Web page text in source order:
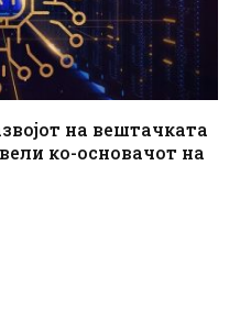
на вештачката
ко-основачот на